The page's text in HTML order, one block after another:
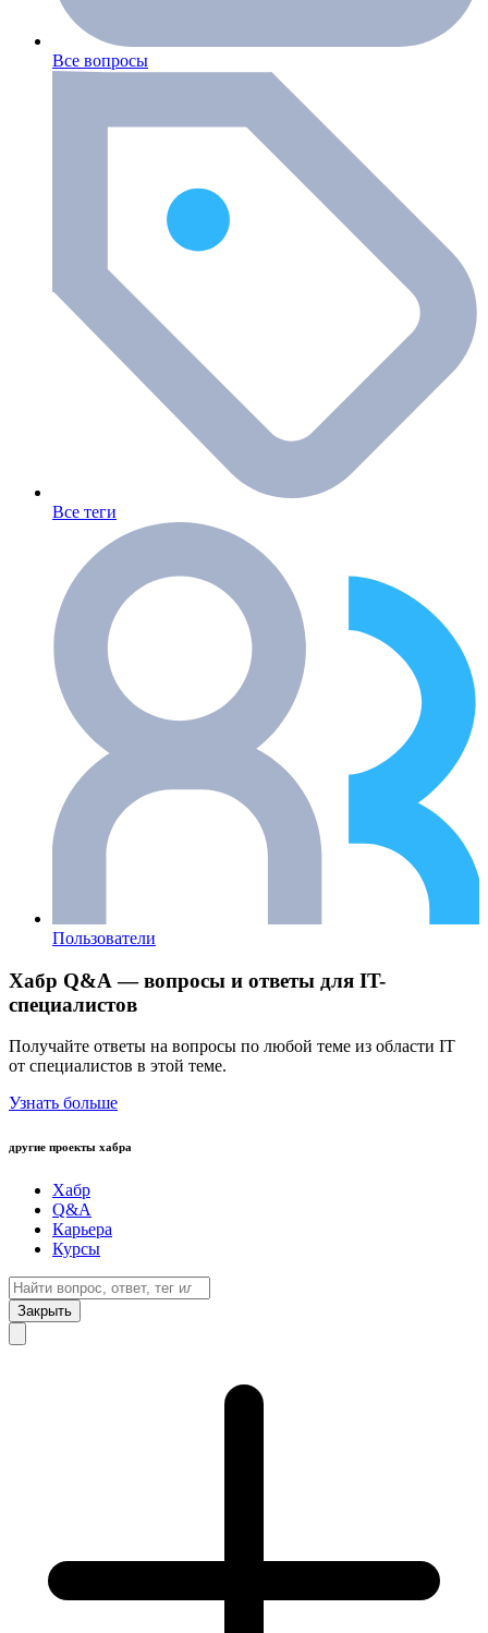
Все вопросы
Все теги
Пользователи
Хабр Q&A — вопросы и ответы для IT-
специалистов
Получайте ответы на вопросы по любой теме из области IT
от специалистов в этой теме.
Узнать больше
другие проекты хабра
Хабр
Q&A
Карьера
Курсы
Закрыть